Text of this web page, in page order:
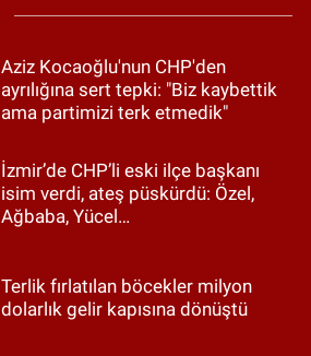
Aziz Kocaoğlu'nun CHP'den
ayrılığına sert tepki: "Biz kaybettik
ama partimizi terk etmedik"
İzmir’de CHP’li eski ilçe başkanı
isim verdi, ateş püskürdü: Özel,
Ağbaba, Yücel…
Terlik fırlatılan böcekler milyon
dolarlık gelir kapısına dönüştü